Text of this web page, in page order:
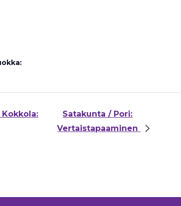
Kokkola:
Satakunta / Pori:
Vertaistapaaminen